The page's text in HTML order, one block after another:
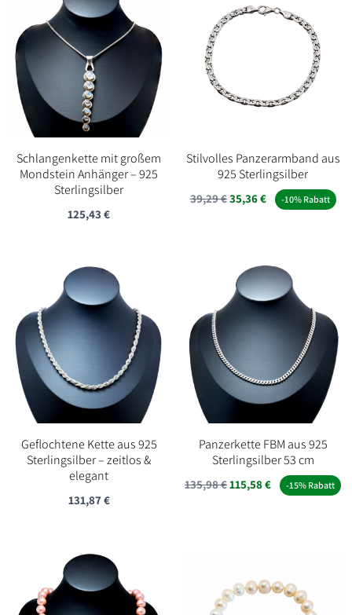
Schlangenkette mit großem
Mondstein Anhänger – 925
Sterlingsilber
125,43€
Stilvolles Panzerarmband aus
925 Sterlingsilber
39,29€35,36€ -10% Rabatt
Geflochtene Kette aus 925
Sterlingsilber – zeitlos &
elegant
131,87€
Panzerkette FBM aus 925
Sterlingsilber 53 cm
135,98€115,58€ -15% Rabatt